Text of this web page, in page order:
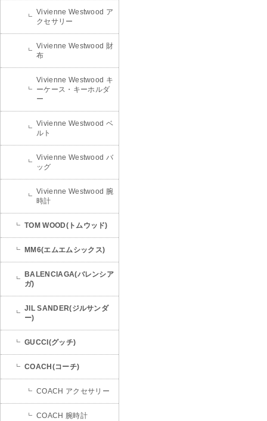
Vivienne Westwood ア
クセサリー
Vivienne Westwood 財
布
Vivienne Westwood キ
ーケース・キーホルダ
ー
Vivienne Westwood ベ
ルト
Vivienne Westwood バ
ッグ
Vivienne Westwood 腕
時計
TOM WOOD(トムウッド)
MM6(エムエムシックス)
BALENCIAGA(バレンシア
ガ)
JIL SANDER(ジルサンダ
ー)
GUCCI(グッチ)
COACH(コーチ)
COACH アクセサリー
COACH 腕時計